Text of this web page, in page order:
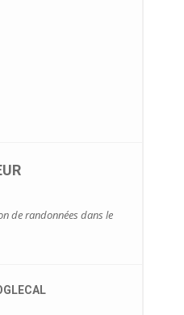
de randonnées dans le